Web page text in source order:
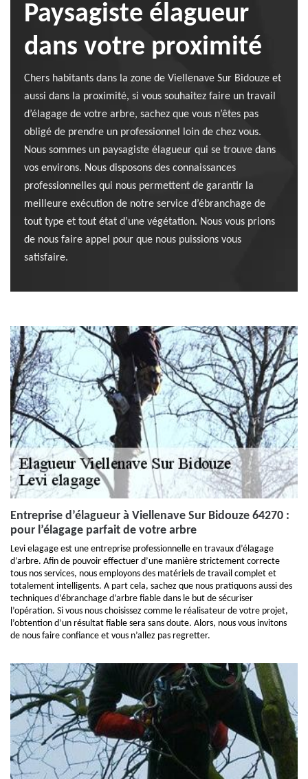
Paysagiste élagueur
dans votre proximité
Chers habitants dans la zone de Viellenave Sur Bidouze et
aussi dans la proximité, si vous souhaitez faire un travail
d’élagage de votre arbre, sachez que vous n’êtes pas
obligé de prendre un professionnel loin de chez vous.
Nous sommes un paysagiste élagueur qui se trouve dans
vos environs. Nous disposons des connaissances
professionnelles qui nous permettent de garantir la
meilleure exécution de notre service d’ébranchage de
tout type et tout état d’une végétation. Nous vous prions
de nous faire appel pour que nous puissions vous
satisfaire.
Entreprise d’élagueur à Viellenave Sur Bidouze 64270 :
pour l’élagage parfait de votre arbre
Levi elagage est une entreprise professionnelle en travaux d’élagage
d’arbre. Afin de pouvoir effectuer d’une manière strictement correcte
tous nos services, nous employons des matériels de travail complet et
totalement intelligents. A part cela, sachez que nous pratiquons aussi des
techniques d’ébranchage d’arbre fiable dans le but de sécuriser
l’opération. Si vous nous choisissez comme le réalisateur de votre projet,
l’obtention d’un résultat fiable sera sans doute. Alors, nous vous invitons
de nous faire confiance et vous n’allez pas regretter.